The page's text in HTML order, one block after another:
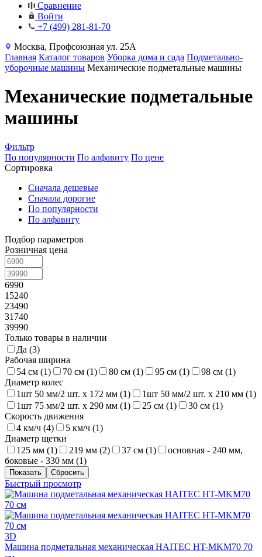
Сравнение
Войти
+7 (499) 281-81-70
Москва, Профсоюзная ул. 25А
Главная Каталог товаров Уборка дома и сада Подметально-
уборочные машины Механические подметальные машины
Механические подметальные
машины
Фильтр
По популярности По алфавиту По цене
Сортировка
Сначала дешевые
Сначала дорогие
По популярности
По алфавиту
Подбор параметров
Розничная цена
6990
15240
23490
31740
39990
Только товары в наличии
Да (3)
Рабочая ширина
54 см (1) 70 см (1) 80 см (1) 95 см (1) 98 см (1)
Диаметр колес
1шт 50 мм/2 шт. x 172 мм (1) 1шт 50 мм/2 шт. x 210 мм (1)
1шт 75 мм/2 шт. x 290 мм (1) 25 см (1) 30 см (1)
Скорость движения
4 км/ч (4) 5 км/ч (1)
Диаметр щетки
125 мм (1) 219 мм (2) 37 см (1)
основная - 240 мм,
боковые - 330 мм (1)
Быстрый просмотр
3D
Машина подметальная механическая HAITEC HT-MKM70 70